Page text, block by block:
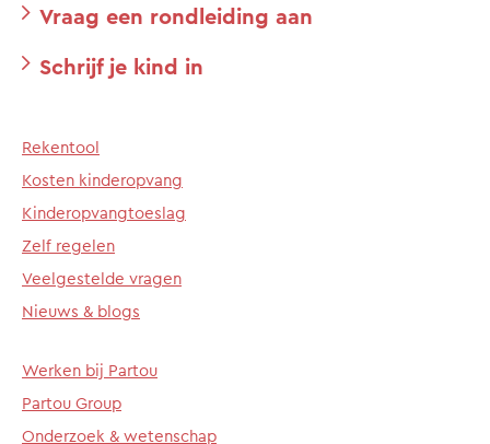
Vraag een rondleiding aan
Schrijf je kind in
Rekentool
Kosten kinderopvang
Kinderopvangtoeslag
Zelf regelen
Veelgestelde vragen
Nieuws & blogs
Werken bij Partou
Partou Group
Onderzoek & wetenschap